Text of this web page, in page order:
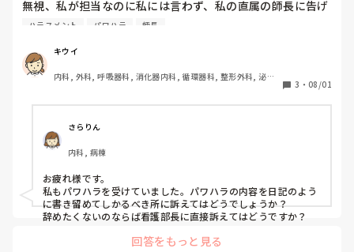
なんかイライラしてきて
「もうイライラするので、話終わっていいですか⁇話にならな
「だかれそれを踏まえてどんなところがいいかの話を…」
「もういいです。あなたに紹介してほしくありません。他あ
たります。」って言った。
入ってみないとわからないことあるし、表示されている募集
内容はいいことしか書いてない。
なんで辞めたのかとか聞けばよかったけど、人それぞれ辞め
る理由なんて違うでしょ。ってそのときは思った。
でも、今回のハラスメントの件があってからはなんで募集し
ているのか聞くようにはしてる。
初めてのカウンセリングでそんなに責める必要ある⁇
私の心が狭いんですかね…
無視、私が担当なのに私には言わず、私の直属の師長に告げ
口をする、他の人と話す時とは明らかに態度が違う等半年は
院内にハラスメント委員会があるようですが、窓口がどこな
のか明確ではありません。
そして、ハラスメント委員会の委員長と思われる師長も師長
もう我慢できそうにないですが、やめたくはありません。ど
うしたら良いでしょうか？
ハラスメント パワハラ 師長
キウイ
内科, 外科, 呼吸器科, 消化器内科, 循環器科, 整形外科, 泌尿
回復期
3 ・ 08/01
さらりん
内科, 病棟
お疲れ様です。
私もパワハラを受けていました。パワハラの内容を日記のよう
に書き留めてしかるべき所に訴えてはどうでしょうか？
辞めたくないのならば看護部長に直接訴えてはどうですか？
回答をもっと見る